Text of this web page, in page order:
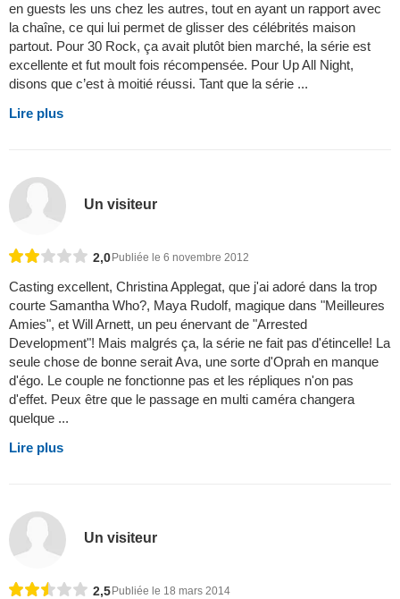
en guests les uns chez les autres, tout en ayant un rapport avec
la chaîne, ce qui lui permet de glisser des célébrités maison
partout. Pour 30 Rock, ça avait plutôt bien marché, la série est
excellente et fut moult fois récompensée. Pour Up All Night,
disons que c’est à moitié réussi. Tant que la série ...
Lire plus
Un visiteur
2,0Publiée le 6 novembre 2012
Casting excellent, Christina Applegat, que j'ai adoré dans la trop
courte Samantha Who?, Maya Rudolf, magique dans "Meilleures
Amies", et Will Arnett, un peu énervant de "Arrested
Development"! Mais malgrés ça, la série ne fait pas d'étincelle! La
seule chose de bonne serait Ava, une sorte d'Oprah en manque
d'égo. Le couple ne fonctionne pas et les répliques n'on pas
d'effet. Peux être que le passage en multi caméra changera
quelque ...
Lire plus
Un visiteur
2,5Publiée le 18 mars 2014